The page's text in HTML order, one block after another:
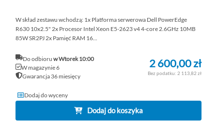
W skład zestawu wchodzą: 1x Platforma serwerowa Dell PowerEdge
R630 10x2.5" 2x Procesor Intel Xeon E5-2623 v4 4-core 2.6GHz 10MB
85W SR2PJ 2x Pamięć RAM 16...
Do odbioru w Wtorek 10:00
W magazynie 6
Gwarancja 36 miesięcy
2 600,00 zł
2 113,82 zł
Dodaj do wyceny
Dodaj do koszyka